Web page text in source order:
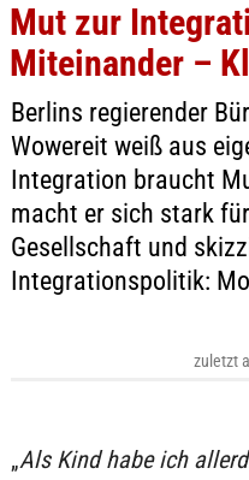
Mut zur
Miteinander –
Berlins regierender
Wowereit weiß aus
Integration braucht
macht er sich stark
Gesellschaft und
Integrationspolitik:
zuletzt
„Als Kind habe ich